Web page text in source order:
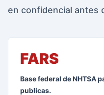
en confidencial antes
FARS
Base federal de NHTSA
publicas.